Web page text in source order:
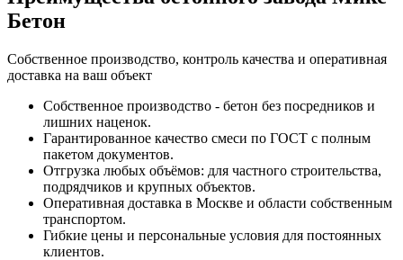
Бетон
Собственное производство, контроль качества и оперативная
доставка на ваш объект
Собственное производство - бетон без посредников и
лишних наценок.
Гарантированное качество смеси по ГОСТ с полным
пакетом документов.
Отгрузка любых объёмов: для частного строительства,
подрядчиков и крупных объектов.
Оперативная доставка в Москве и области собственным
транспортом.
Гибкие цены и персональные условия для постоянных
клиентов.